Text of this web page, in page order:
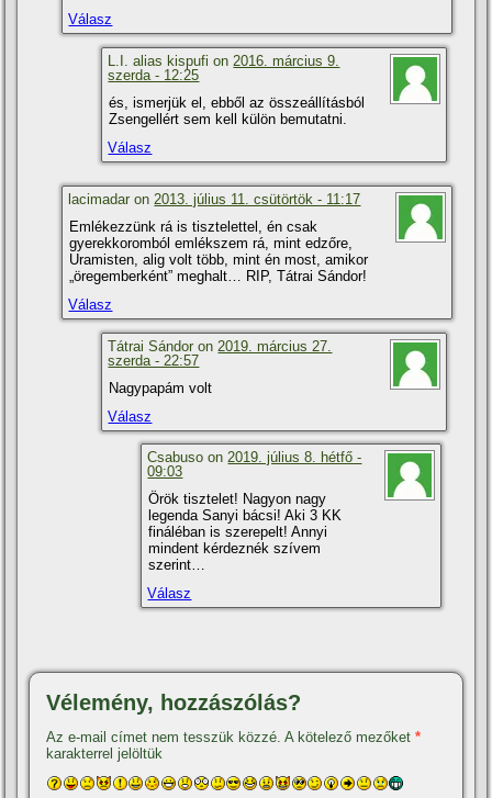
Válasz
L.I. alias kispufi on 2016. március 9.
szerda - 12:25
és, ismerjük el, ebből az összeállí­tásból
Zsengellért sem kell külön bemutatni.
Válasz
lacimadar on2013. július 11. csütörtök - 11:17
Emlékezzünk rá is tisztelettel, én csak
gyerekkoromból emlékszem rá, mint edzőre,
Uramisten, alig volt több, mint én most, amikor
„öregemberként” meghalt… RIP, Tátrai Sándor!
Válasz
Tátrai Sándor on 2019. március 27.
szerda - 22:57
Nagypapám volt
Válasz
Csabuso on2019. július 8. hétfő -
09:03
Örök tisztelet! Nagyon nagy
legenda Sanyi bácsi! Aki 3 KK
fináléban is szerepelt! Annyi
mindent kérdeznék szí­vem
szerint…
Válasz
Vélemény, hozzászólás?
Az e-mail címet nem tesszük közzé. A kötelező mezőket*
karakterrel jelöltük